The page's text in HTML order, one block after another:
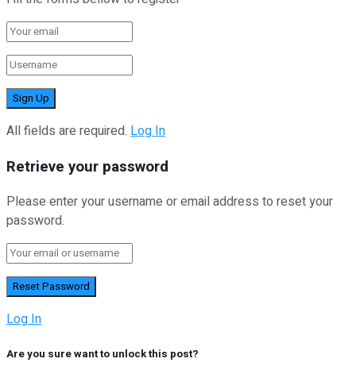
All fields are required. Log In
Retrieve your password
Please enter your username or email address to reset your
password.
Log In
Are you sure want to unlock this post?